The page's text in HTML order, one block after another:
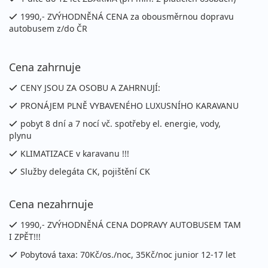
2 490 Kč
cena za 8 dní (7 nocí) vyprodáno
sobota - sobota
1 990 Kč
cena za 8 dní (7 nocí)
19.09. - 26.09.2026
sobota - sobota
vlastní
1 690 Kč
cena za 8 dní (7 nocí)
1990,- ZVÝHODNĚNÁ CENA za obousměrnou dopravu
autobusem z/do ČR
Cena zahrnuje
CENY JSOU ZA OSOBU A ZAHRNUJÍ:
PRONÁJEM PLNĚ VYBAVENÉHO LUXUSNÍHO KARAVANU
pobyt 8 dní a 7 nocí vč. spotřeby el. energie, vody,
plynu
KLIMATIZACE v karavanu !!!
Služby delegáta CK, pojištění CK
Cena nezahrnuje
1990,- ZVÝHODNĚNÁ CENA DOPRAVY AUTOBUSEM TAM
I ZPĚT!!!
Pobytová taxa: 70Kč/os./noc, 35Kč/noc junior 12-17 let